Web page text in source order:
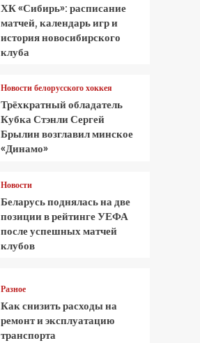
ХК «Сибирь»: расписание
матчей, календарь игр и
история новосибирского
клуба
Новости белорусского хоккея
Трёхкратный обладатель
Кубка Стэнли Сергей
Брылин возглавил минское
«Динамо»
Новости
Беларусь поднялась на две
позиции в рейтинге УЕФА
после успешных матчей
клубов
Разное
Как снизить расходы на
ремонт и эксплуатацию
транспорта